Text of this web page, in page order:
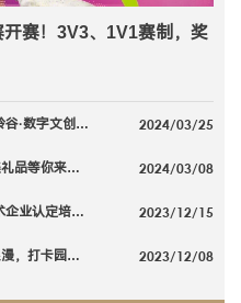
赛！3V3、1V1赛制，奖
2024年天府软件园、AI创新中心、瞪羚谷·数字文创园拔河比赛报名通知�... 2024/03/25
致敬女性力量！妇女节福利来袭，精美礼品等你来抽！ 2024/03/08
2024年科技型中小企业入库及高新技术企业认定培训会开始报名啦 2023/12/15
天府软件园“美景地图”，解锁初冬的浪漫，打卡园区秋景，丰富奖品等你拿！ 2023/12/08